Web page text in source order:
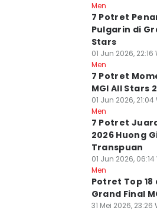
Men
7 Potret
Pulgarin di
Stars
01 Jun 2026, 22:16
Men
7 Potret
MGI All Stars
01 Jun 2026, 21:04
Men
7 Potret
2026 Huong
Transpuan
01 Jun 2026, 06:14
Men
Potret Top 18
Grand Final
31 Mei 2026, 23:26